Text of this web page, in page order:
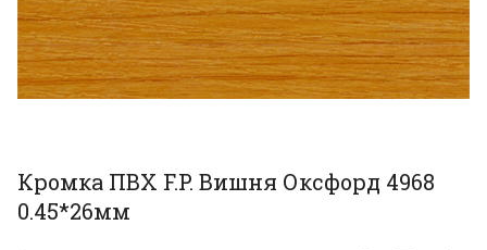
Кромка ПВХ F.P. Вишня Оксфорд 4968
0.45*26мм